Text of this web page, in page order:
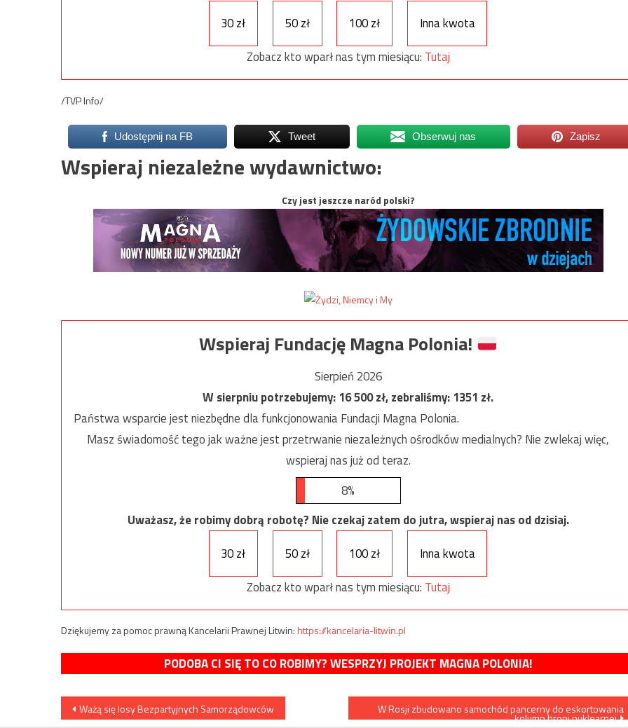
30 zł 50 zł 100 zł
Inna kwota
Zobacz kto wparł nas tym miesiącu: Tutaj
/TVP Info/
Udostępnij na FB Tweet Obserwuj nas Zapisz
Wspieraj niezależne wydawnictwo:
Czy jest jeszcze naród polski?
Wspieraj Fundację Magna Polonia!
Sierpień 2026
W sierpniu potrzebujemy:16 500zł, zebraliśmy:1351 zł.
Państwa wsparcie jest niezbędne dla funkcjonowania Fundacji Magna Polonia.
Masz świadomość tego jak ważne jest przetrwanie niezależnych ośrodków medialnych? Nie zwlekaj więc,
wspieraj nas już od teraz.
8%
Uważasz, że robimy dobrą robotę? Nie czekaj zatem do jutra, wspieraj nas od dzisiaj.
30 zł
50 zł 100 zł
Inna kwota
Zobacz kto wparł nas tym miesiącu: Tutaj
Dziękujemy za pomoc prawną Kancelarii Prawnej Litwin:https://kancelaria-litwin.pl
PODOBA CI SIĘ TO CO ROBIMY? WESPRZYJ PROJEKT MAGNA POLONIA!
Nawigacja
Ważą się losy Bezpartyjnych Samorządowców W Rosji zbudowano samochód pancerny do eskortowania
kolumn broni nuklearnej